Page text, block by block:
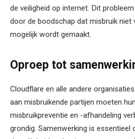
de veiligheid op internet. Dit
door de boodschap dat misbruik
mogelijk wordt gemaakt.
Oproep tot
Cloudflare en alle andere
aan misbruikende partijen moeten
misbruikpreventie en -afhandeling
grondig. Samenwerking is essentieel